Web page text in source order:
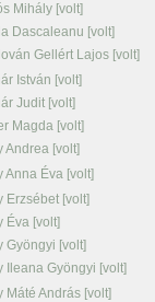
Mihály [volt]
Dascaleanu [volt]
Gellért Lajos [volt]
István [volt]
Judit [volt]
Magda [volt]
Andrea [volt]
Anna Éva [volt]
Erzsébet [volt]
Éva [volt]
Gyöngyi [volt]
Ileana Gyöngyi [volt]
Máté András [volt]